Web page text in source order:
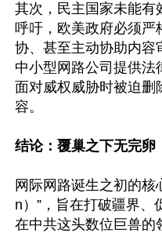
其次，民主国家未能有
呼吁，欧美政府必须严
协、甚至主动协助内容
中小型网路公司提供法
面对威权威胁时被迫删
容。
结论：覆巢之下无完卵
网际网路诞生之初的核
n）”，旨在打破疆界、
在中共这头数位巨兽的